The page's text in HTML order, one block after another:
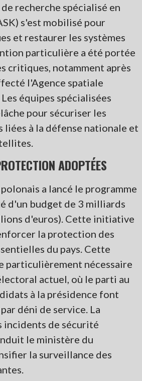
recherche spécialisé en
s'est mobilisé pour
et restaurer les systèmes
particulière a été portée
critiques, notamment après
l'Agence spatiale
équipes spécialisées
pour sécuriser les
liées à la défense nationale et
ADOPTÉES
a lancé le programme
d'un budget de 3 milliards
d'euros). Cette initiative
la protection des
du pays. Cette
particulièrement nécessaire
actuel, où le parti au
à la présidence font
déni de service. La
de sécurité
le ministère du
la surveillance des